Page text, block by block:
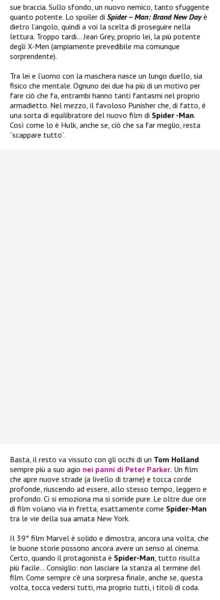
sue braccia. Sullo sfondo, un nuovo nemico, tanto sfuggente
quanto potente. Lo spoiler di Spider – Man: Brand New Dayè
dietro l’angolo, quindi a voi la scelta di proseguire nella
lettura. Troppo tardi… Jean Grey, proprio lei, la più potente
degli X-Men (ampiamente prevedibile ma comunque
sorprendente).
Tra lei e l’uomo con la maschera nasce un lungo duello, sia
fisico che mentale. Ognuno dei due ha più di un motivo per
fare ciò che fa, entrambi hanno tanti fantasmi nel proprio
armadietto. Nel mezzo, il favoloso Punisher che, di fatto, è
una sorta di equilibratore del nuovo film di Spider -Man.
Così come lo è Hulk, anche se, ciò che sa far meglio, resta
“scappare tutto”.
Basta, il resto va vissuto con gli occhi di un Tom Holland
sempre più a suo agio nei panni di Peter Parker. Un film
che apre nuove strade (a livello di trame) e tocca corde
profonde, riuscendo ad essere, allo stesso tempo, leggero e
profondo. Ci si emoziona ma si sorride pure. Le oltre due ore
di film volano via in fretta, esattamente come Spider-Man
tra le vie della sua amata New York.
Il 39° film Marvel è solido e dimostra, ancora una volta, che
le buone storie possono ancora avere un senso al cinema.
Certo, quando il protagonista è Spider-Man , tutto risulta
più facile… Consiglio: non lasciare la stanza al termine del
film. Come sempre c’è una sorpresa finale, anche se, questa
volta, tocca vedersi tutti, ma proprio tutti, i titoli di coda.